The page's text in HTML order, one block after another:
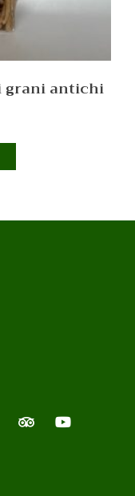
grani antichi